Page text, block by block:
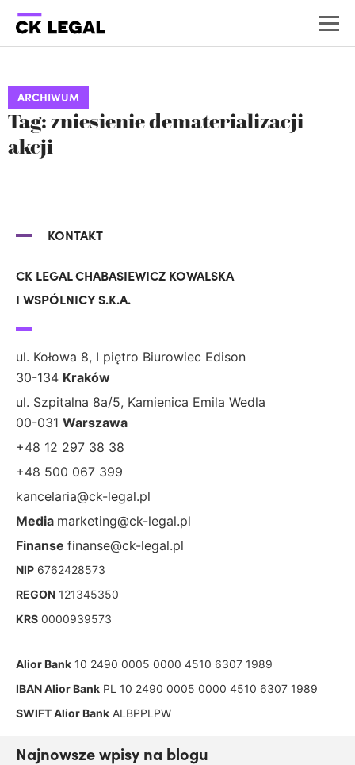
ARCHIWUM
Tag: zniesienie dematerializacji
akcji
KONTAKT
CK LEGAL CHABASIEWICZ KOWALSKA
I WSPÓLNICY S.K.A.
ul. Kołowa 8, I piętro Biurowiec Edison
30-134 Kraków
ul. Szpitalna 8a/5, Kamienica Emila Wedla
00-031 Warszawa
+48 12 297 38 38
+48 500 067 399
kancelaria@ck-legal.pl
Media marketing@ck-legal.pl
Finanse finanse@ck-legal.pl
NIP 6762428573
REGON 121345350
KRS 0000939573
Alior Bank 10 2490 0005 0000 4510 6307 1989
IBAN Alior Bank PL 10 2490 0005 0000 4510 6307 1989
SWIFT Alior Bank ALBPPLPW
Najnowsze wpisy na blogu